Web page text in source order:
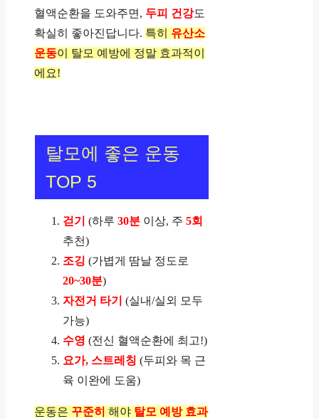
혈액순환을 도와주면, 두피 건강도
확실히 좋아진답니다. 특히 유산소
운동이 탈모 예방에 정말 효과적이
에요!
탈모에 좋은 운동
TOP 5
걷기 (하루 30분 이상, 주 5회
추천)
조깅 (가볍게 땀날 정도로
20~30분)
자전거 타기 (실내/실외 모두
가능)
수영 (전신 혈액순환에 최고!)
요가, 스트레칭 (두피와 목 근
육 이완에 도움)
운동은 꾸준히 해야 탈모 예방 효과